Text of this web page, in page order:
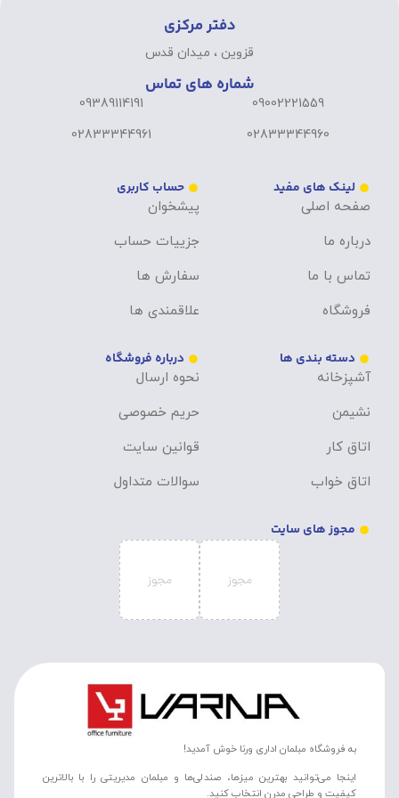
دفتر مرکزی
قزوین ، میدان قدس
شماره های تماس
09002221559
02833344960
09389114191
02833344961
لینک های مفید
صفحه اصلی
درباره ما
تماس با ما
فروشگاه
حساب کاربری
پیشخوان
جزییات حساب
سفارش ها
علاقمندی ها
دسته بندی ها
آشپزخانه
نشیمن
اتاق کار
اتاق خواب
درباره فروشگاه
نحوه ارسال
حریم خصوصی
قوانین سایت
سوالات متداول
مجوز های سایت
به فروشگاه مبلمان اداری ورنا خوش آمدید!
اینجا می‌توانید بهترین میزها، صندلی‌ها و مبلمان مدیریتی را با بالاترین
کیفیت و طراحی مدرن انتخاب کنید.